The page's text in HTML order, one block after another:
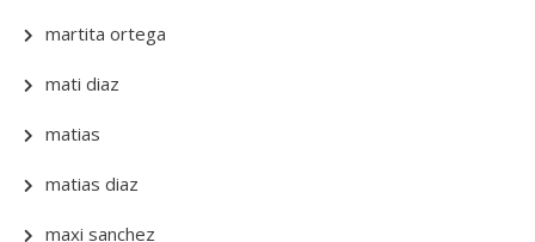
martita ortega
mati diaz
matias
matias diaz
maxi sanchez